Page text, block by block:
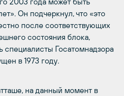
Он подчеркнул, что «это
после соответствующих
состояния блока,
специалисты Госатомнадзора
в 1973 году.
на данный момент в